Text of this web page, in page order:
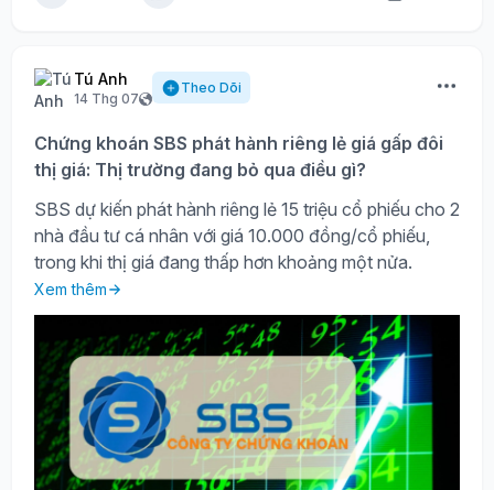
Tú Anh
14 Thg 07
Theo Dõi
Chứng khoán SBS phát hành riêng lẻ giá gấp đôi
thị giá: Thị trường đang bỏ qua điều gì?
SBS dự kiến phát hành riêng lẻ 15 triệu cổ phiếu cho 2
nhà đầu tư cá nhân với giá 10.000 đồng/cổ phiếu,
trong khi thị giá đang thấp hơn khoảng một nửa.
Xem thêm